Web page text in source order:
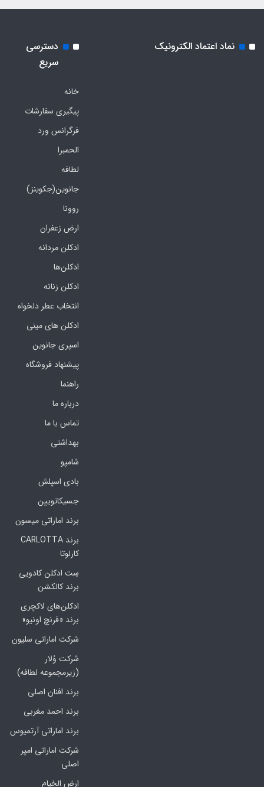
نماد اعتماد الکترونیک
دسترسی
سریع
خانه
پیگیری سفارشات
فرگرانس ورد
الحمبرا
لطافه
جانوین(جکوینز)
روونا
ارض زعفران
ادکلن مردانه
ادکلن‌ها
ادکلن زنانه
انتخاب عطر دلخواه
ادکلن های مینی
اسپری جانوین
پیشنهاد فروشگاه
راهنما
درباره ما
تماس با ما
بهداشتی
شامپو
بادی اسپلش
جسیکاتویین
برند اماراتی میسون
برند CARLOTTA
کارلوتا
سِت ادکلن کادویی
برند کالکشن
ادکلن‌های لاکچری
برند «فرنچ اونیو»
شرکت اماراتی سلیون
شرکت وُلار
(زیرمجموعه لطافه)
برند افنان اصلی
برند احمد مغربی
برند اماراتی آرتمیوس
شرکت اماراتی امپر
اصلی
ارض الخیام